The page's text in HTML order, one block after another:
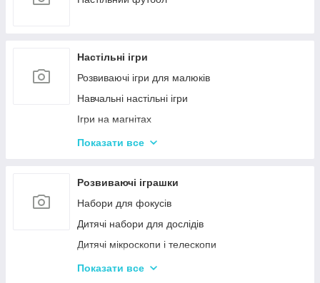
Настільні ігри
Розвиваючі ігри для малюків
Навчальні настільні ігри
Ігри на магнітах
Ігри-бродилки
Крокодил
Аліас Або Скажи Інакше
Гра Хто Я?
Вікторина
Твістер
Показати все
Розвиваючі іграшки
Набори для фокусів
Дитячі набори для дослідів
Дитячі мікроскопи і телескопи
Розвиваючі Магніти для дітей
Показати все